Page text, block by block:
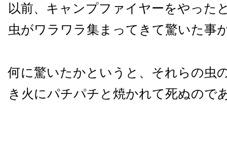
以前、キャンプファイヤーをやった
虫がワラワラ集まってきて驚いた事
何に驚いたかというと、それらの虫
き火にパチパチと焼かれて死ぬので